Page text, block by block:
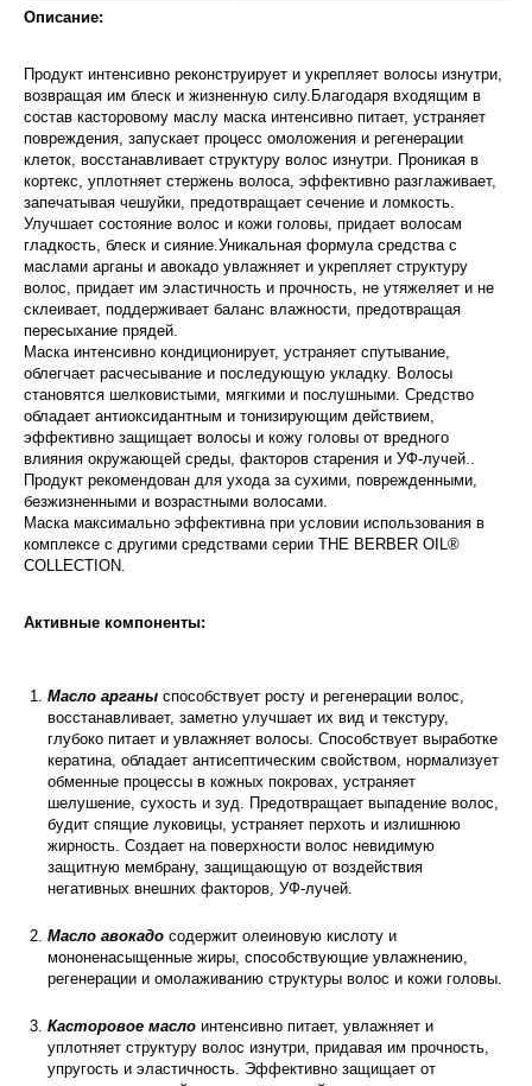
Описание:
Продукт интенсивно реконструирует и укрепляет волосы изнутри,
возвращая им блеск и жизненную силу.Благодаря входящим в
состав касторовому маслу маска интенсивно питает, устраняет
повреждения, запускает процесс омоложения и регенерации
клеток, восстанавливает структуру волос изнутри. Проникая в
кортекс, уплотняет стержень волоса, эффективно разглаживает,
запечатывая чешуйки, предотвращает сечение и ломкость.
Улучшает состояние волос и кожи головы, придает волосам
гладкость, блеск и сияние.Уникальная формула средства с
маслами арганы и авокадо увлажняет и укрепляет структуру
волос, придает им эластичность и прочность, не утяжеляет и не
склеивает, поддерживает баланс влажности, предотвращая
пересыхание прядей.
Маска интенсивно кондиционирует, устраняет спутывание,
облегчает расчесывание и последующую укладку. Волосы
становятся шелковистыми, мягкими и послушными. Средство
обладает антиоксидантным и тонизирующим действием,
эффективно защищает волосы и кожу головы от вредного
влияния окружающей среды, факторов старения и УФ-лучей..
Продукт рекомендован для ухода за сухими, поврежденными,
безжизненными и возрастными волосами.
Маска максимально эффективна при условии использования в
комплексе с другими средствами серии THE BERBER OIL®
COLLECTION.
Активные компоненты:
Масло арганы способствует росту и регенерации волос,
восстанавливает, заметно улучшает их вид и текстуру,
глубоко питает и увлажняет волосы. Способствует выработке
кератина, обладает антисептическим свойством, нормализует
обменные процессы в кожных покровах, устраняет
шелушение, сухость и зуд. Предотвращает выпадение волос,
будит спящие луковицы, устраняет перхоть и излишнюю
жирность. Создает на поверхности волос невидимую
защитную мембрану, защищающую от воздействия
негативных внешних факторов, УФ-лучей.
Масло авокадо содержит олеиновую кислоту и
мононенасыщенные жиры, способствующие увлажнению,
регенерации и омолаживанию структуры волос и кожи головы.
Касторовое масло интенсивно питает, увлажняет и
уплотняет структуру волос изнутри, придавая им прочность,
упругость и эластичность. Эффективно защищает от